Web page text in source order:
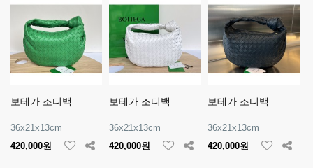
보테가 조디백
36x21x13cm
420,000원
보테가 조디백
36x21x13cm
420,000원
보테가 조디백
36x21x13cm
420,000원